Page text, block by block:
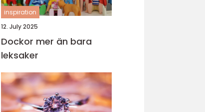
inspiration
12. July 2025
Dockor mer än bara
leksaker